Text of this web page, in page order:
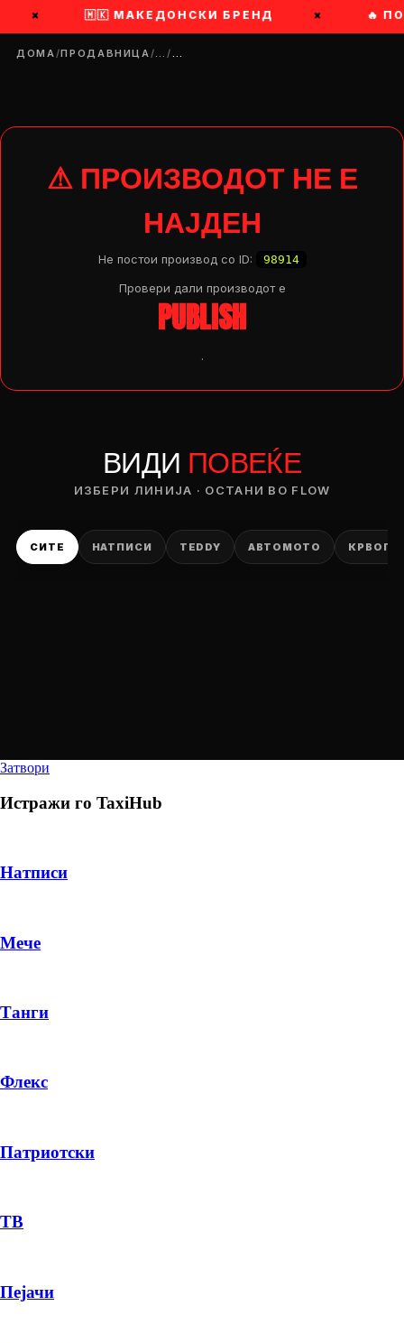
× 🇲🇰 МАКЕДОНСКИ БРЕНД × 🔥
ДОМА/ПРОДАВНИЦА/…/…
⚠ ПРОИЗВОДОТ НЕ Е
НАЈДЕН
Не постои производ со ID: 98914
Провери дали производот e
PUBLISH
.
ВИДИ ПОВЕЌЕ
ИЗБЕРИ ЛИНИЈА · ОСТАНИ ВО FLOW
СИТЕ НАТПИСИ TEDDY АВТОМОТО
PRODUCT
ПЛАТИ ПРИ ДОСТАВА ВО КЕШ
Затвори
Истражи го TaxiHub
Натписи
Мече
Танги
Флекс
Патриотски
ТВ
Пејачи